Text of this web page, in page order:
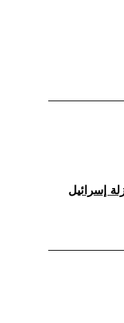
إسرائيل